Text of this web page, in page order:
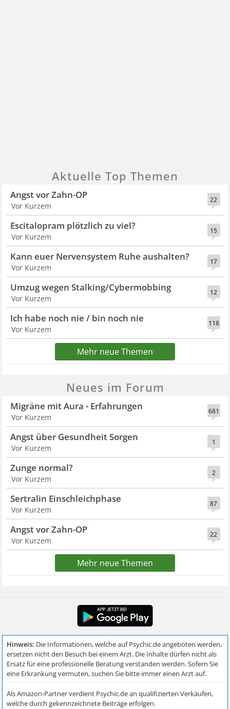
Aktuelle Top Themen
22
Angst vor Zahn-OP
Vor Kurzem
15
Escitalopram plötzlich zu viel?
Vor Kurzem
17
Kann euer Nervensystem Ruhe aushalten?
Vor Kurzem
12
Umzug wegen Stalking/Cybermobbing
Vor Kurzem
118
Ich habe noch nie / bin noch nie
Vor Kurzem
Mehr neue Themen
Neues im Forum
681
Migräne mit Aura - Erfahrungen
Vor Kurzem
1
Angst über Gesundheit Sorgen
Vor Kurzem
2
Zunge normal?
Vor Kurzem
87
Sertralin Einschleichphase
Vor Kurzem
22
Angst vor Zahn-OP
Vor Kurzem
Mehr neue Themen